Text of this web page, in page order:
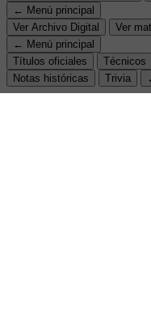
← Menú principal
Ver Archivo Digital
Ver
← Menú principal
Títulos oficiales
Técnicos
Notas históricas
Trivia